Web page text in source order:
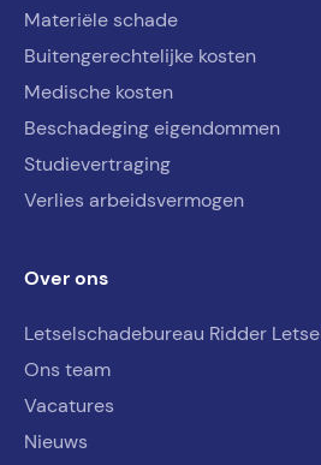
Materiële schade
Buitengerechtelijke kosten
Medische kosten
Beschadeging eigendommen
Studievertraging
Verlies arbeidsvermogen
Over ons
Letselschadebureau Ridder
Ons team
Vacatures
Nieuws